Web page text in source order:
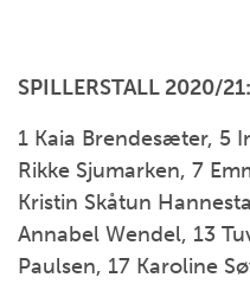
SPILLERSTALL 2020/21:
1 Kaia Brendesæter, 5
Rikke Sjumarken, 7
Kristin Skåtun
Annabel Wendel, 13
Paulsen, 17 Karoline